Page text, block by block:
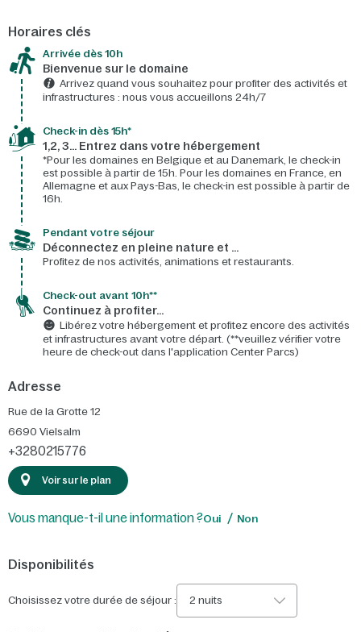
Horaires clés
Arrivée dès 10h​
Bienvenue sur le domaine​
Arrivez quand vous souhaitez pour profiter des activités et
infrastructures : nous vous accueillons 24h/7​
Check-in dès 15h*​
1,2, 3… Entrez dans votre hébergement
*Pour les domaines en Belgique et au Danemark, le check-in
est possible à partir de 15h. Pour les domaines en France, en
Allemagne et aux Pays-Bas, le check-in est possible à partir de
16h.
Pendant votre séjour
Déconnectez en pleine nature et …
Profitez de nos activités, animations et restaurants.
Check-out avant 10h**
Continuez à profiter…
Libérez votre hébergement et profitez encore des activités
et infrastructures avant votre départ. (**veuillez vérifier votre
heure de check-out dans l'application Center Parcs)
Adresse
Rue de la Grotte 12
6690 Vielsalm
+3280215776
Voir sur le plan
Vous manque-t-il une information ?Oui Non
Disponibilités
Choisissez votre durée de séjour : 2 nuits